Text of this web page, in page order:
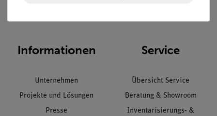
Informationen
Unternehmen
Projekte und Lösungen
Presse
Service
Übersicht Service
Beratung & Showroom
Inventarisierungs- &